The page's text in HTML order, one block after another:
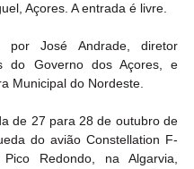
Açores. A entrada é livre.
por José Andrade, diretor
do Governo dos Açores, e
Municipal do Nordeste.
de 27 para 28 de outubro de
do avião Constellation F-
Redondo, na Algarvia,